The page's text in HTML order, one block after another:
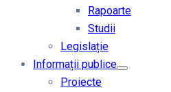
Rapoarte
Studii
Legislație
Informații publice
Proiecte